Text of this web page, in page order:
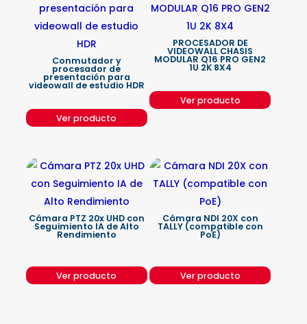
Conmutador y
procesador de
presentación para
videowall de estudio HDR
Ver producto
PROCESADOR DE
VIDEOWALL CHASIS
MODULAR Q16 PRO GEN2
1U 2K 8X4
Ver producto
Cámara PTZ 20x UHD con
Seguimiento IA de Alto
Rendimiento
Ver producto
Cámara NDI 20X con
TALLY (compatible con
PoE)
Ver producto